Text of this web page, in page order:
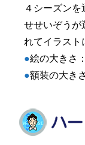
４シーズン
せせいぞうが
れてイラスト
●絵の大きさ
●額装の大き